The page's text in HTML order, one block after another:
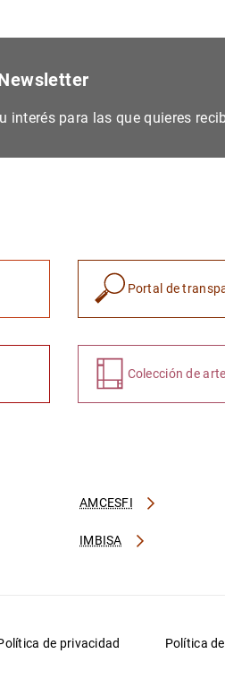
interés para las que quieres
Portal de
Colección de arte
AMCESFI
IMBISA
de privacidad Política